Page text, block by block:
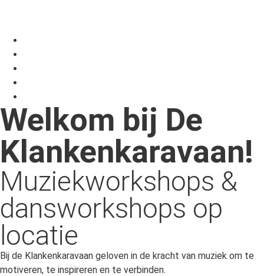
Welkom bij De
Klankenkaravaan!
Muziekworkshops &
dansworkshops op
locatie
Bij de Klankenkaravaan geloven in de kracht van muziek om te
motiveren, te inspireren en te verbinden.